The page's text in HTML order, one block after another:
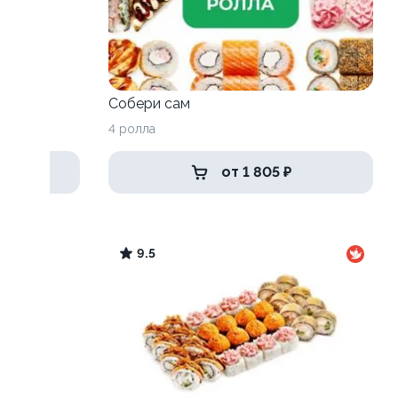
Собери сам
4 ролла
от 1 805 ₽
9.5